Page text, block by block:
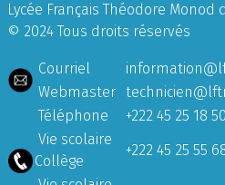
Lycée Français Théodore
© 2024 Tous droits réservés
Courriel
Webmaster
Téléphone
+222 45 25 18 50
Vie scolaire
Collège
+222 45 25 55